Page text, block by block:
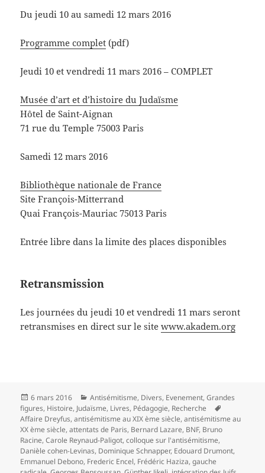
Du jeudi 10 au samedi 12 mars 2016
Programme complet (pdf)
Jeudi 10 et vendredi 11 mars 2016 – COMPLET
Musée d’art et d’histoire du Judaïsme
Hôtel de Saint-Aignan
71 rue du Temple 75003 Paris
Samedi 12 mars 2016
Bibliothèque nationale de France
Site François-Mitterrand
Quai François-Mauriac 75013 Paris
Entrée libre dans la limite des places disponibles
Retransmission
Les journées du jeudi 10 et vendredi 11 mars seront
retransmises en direct sur le sitewww.akadem.org
Publié
le
6 mars 2016 Catégories
Antisémitisme, Divers, Evenement,Grandes
figures, Histoire, Judaïsme, Livres, Pédagogie, Recherche
clés
Affaire Dreyfus,antisémitisme au XIX ème siècle,antisémitisme au
XX ème siècle,attentats de Paris, Bernard Lazare, BNF, Bruno
Racine,Carole Reynaud-Paligot,colloque sur l'antisémitisme,
Danièle cohen-Levinas, Dominique Schnapper, Edouard Drumont,
Emmanuel Debono, Frederic Encel, Frédéric Haziza,gauche